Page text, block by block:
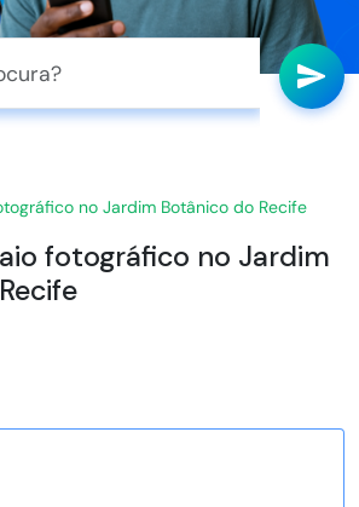
no Jardim Botânico do Recife
fotográfico no Jardim